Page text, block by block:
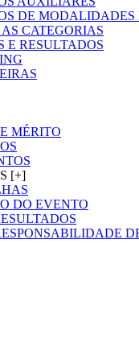
DE MODALIDADES
CATEGORIAS
E RESULTADOS
MÉRITO
[+]
DO EVENTO